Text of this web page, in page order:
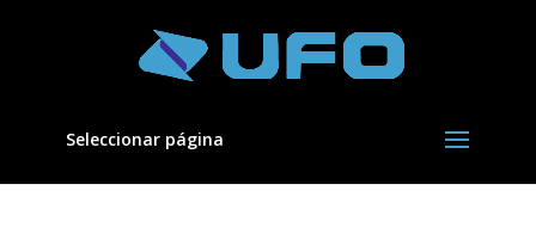
Seleccionar página